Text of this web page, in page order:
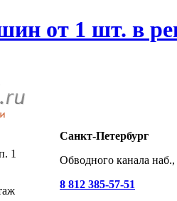
от 1 шт. в
1
Санкт-Петербург
Обводного канала
8 812 385-57-51